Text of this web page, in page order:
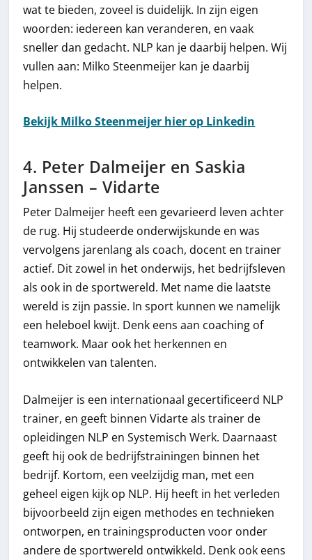
wat te bieden, zoveel is duidelijk. In zijn eigen
woorden: iedereen kan veranderen, en vaak
sneller dan gedacht. NLP kan je daarbij helpen. Wij
vullen aan: Milko Steenmeijer kan je daarbij
helpen.
Bekijk Milko Steenmeijer hier op Linkedin
4. Peter Dalmeijer en Saskia
Janssen – Vidarte
Peter Dalmeijer heeft een gevarieerd leven achter
de rug. Hij studeerde onderwijskunde en was
vervolgens jarenlang als coach, docent en trainer
actief. Dit zowel in het onderwijs, het bedrijfsleven
als ook in de sportwereld. Met name die laatste
wereld is zijn passie. In sport kunnen we namelijk
een heleboel kwijt. Denk eens aan coaching of
teamwork. Maar ook het herkennen en
ontwikkelen van talenten.
Dalmeijer is een internationaal gecertificeerd NLP
trainer, en geeft binnen Vidarte als trainer de
opleidingen NLP en Systemisch Werk. Daarnaast
geeft hij ook de bedrijfstrainingen binnen het
bedrijf. Kortom, een veelzijdig man, met een
geheel eigen kijk op NLP. Hij heeft in het verleden
bijvoorbeeld zijn eigen methodes en technieken
ontworpen, en trainingsproducten voor onder
andere de sportwereld ontwikkeld. Denk ook eens